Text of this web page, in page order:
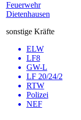
Feuerwehr
Dietenhausen
sonstige Kräfte
ELW
LF8
GW-L
LF 20/24/2
RTW
Polizei
NEF